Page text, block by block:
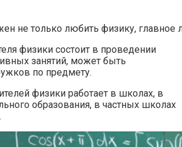
не только любить физику, главное
физики состоит в проведении
занятий, может быть
по предмету.
физики работает в школах, в
образования, в частных школах